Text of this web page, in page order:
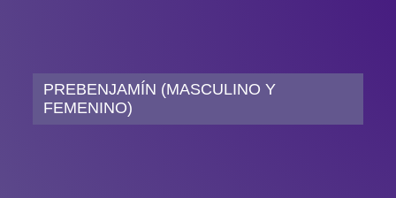
PREBENJAMÍN (MASCULINO Y
FEMENINO)